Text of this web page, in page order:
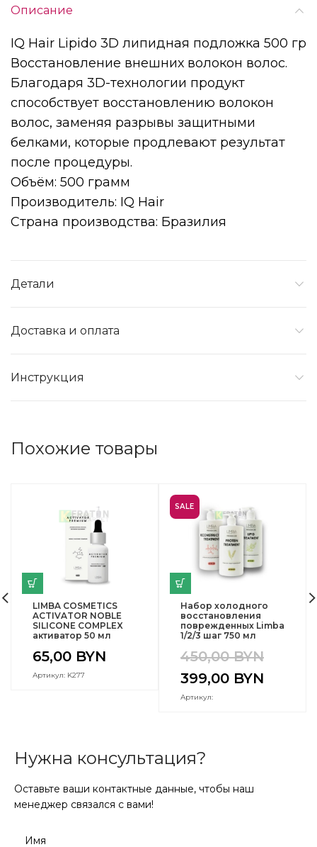
Описание
IQ Hair Lipido 3D липидная подложка 500 гр
Восстановление внешних волокон волос.
Благодаря 3D-технологии продукт
способствует восстановлению волокон
волос, заменяя разрывы защитными
белками, которые продлевают результат
после процедуры.
Объём: 500 грамм
Производитель: IQ Hair
Страна производства: Бразилия
Детали
Доставка и оплата
Инструкция
Похожие товары
LIMBA COSMETICS
ACTIVATOR NOBLE
SILICONE COMPLEX
активатор 50 мл
65,00 BYN
Артикул: K277
SALE
Набор холодного
восстановления
поврежденных Limba
1/2/3 шаг 750 мл
450,00BYN
399,00 BYN
Артикул:
Нужна консультация?
Оставьте ваши контактные данные, чтобы наш
менеджер связался с вами!